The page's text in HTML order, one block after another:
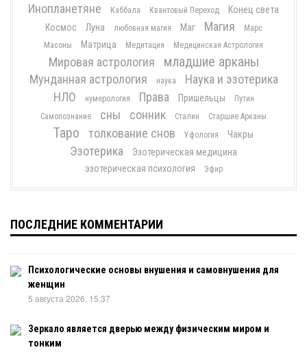
Инопланетяне Каббала Квантовый Переход
Конец света
Космос
Луна любовная магия Маг Магия
Марс
Масоны
Матрица Медитация Медицинская Астрология
Мировая астрология младшие арканы
Мунданная астрология наука
Наука и эзотерика
НЛО
нумерология Права Пришельцы
Путин
Самопознание
сны сонник Сталин Старшие Арканы
Таро толкование снов Уфология Чакры
Эзотерика
Эзотерическая медицина
эзотерическая психология
Эфир
ПОСЛЕДНИЕ КОММЕНТАРИИ
Психологические основы внушения и самовнушения для
женщин
5 августа 2026, 15:37
Зеркало является дверью между физическим миром и
тонким